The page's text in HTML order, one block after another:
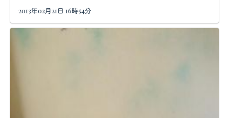
2013年02月21日 16時54分